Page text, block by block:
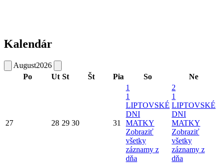
Kalendár
August2026
Po
Ut St Št Pia So Ne
27 28 29 30 31
1
1
LIPTOVSKÉ
DNI
MATKY
Zobraziť
všetky
záznamy z
dňa
2
1
LIPTOVSKÉ
DNI
MATKY
Zobraziť
všetky
záznamy z
dňa